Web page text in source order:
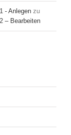
- Anlegen zu
– Bearbeiten